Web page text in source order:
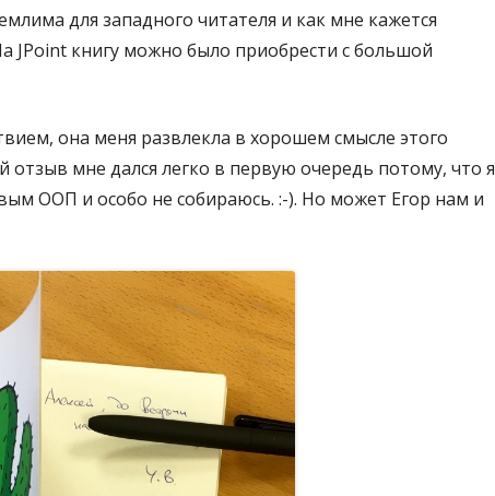
р
ы
е
т
с
н
о
м
о
к
для западного читателя и как мне кажется
JPoint книгу можно было приобрести с большой
она меня развлекла в хорошем смысле этого
мне дался легко в первую очередь потому, что я
ООП и особо не собираюсь. :-). Но может Егор нам и